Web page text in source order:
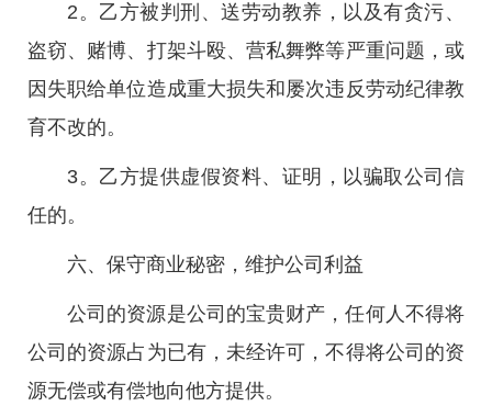
2。乙方被判刑、送劳动教养，以及有贪污、
盗窃、赌博、打架斗殴、营私舞弊等严重问题，或
因失职给单位造成重大损失和屡次违反劳动纪律教
育不改的。
3。乙方提供虚假资料、证明，以骗取公司信
任的。
六、保守商业秘密，维护公司利益
公司的资源是公司的宝贵财产，任何人不得将
公司的资源占为已有，未经许可，不得将公司的资
源无偿或有偿地向他方提供。